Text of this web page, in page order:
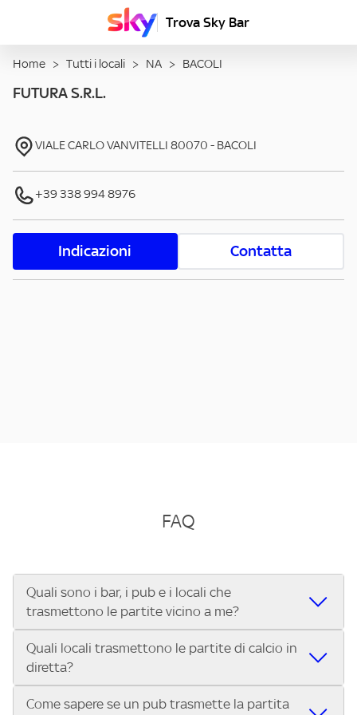
Trova Sky Bar
Home > Tutti i locali > NA > BACOLI
FUTURA S.R.L.
VIALE CARLO VANVITELLI 80070 - BACOLI
+39 338 994 8976
Indicazioni Contatta
FAQ
Quali sono i bar, i pub e i locali che
trasmettono le partite vicino a me?
Se cerchi un bar, pub, ristorante o locale vicino a te per
vedere le partite di Serie A ENILIVE, la Serie C Sky Wifi, la
UEFA Champions League, la UEFA Europa League, la UEFA
Conference League, il Tennis, la Formula 1®, la MotoGP™ e
Quali locali trasmettono le partite di calcio in
diretta?
Vuoi sapere quali bar, pub o ristoranti mostrano le partite
Come sapere se un pub trasmette la partita